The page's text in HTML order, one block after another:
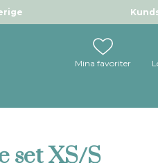
Mina favoriter
set XS/S